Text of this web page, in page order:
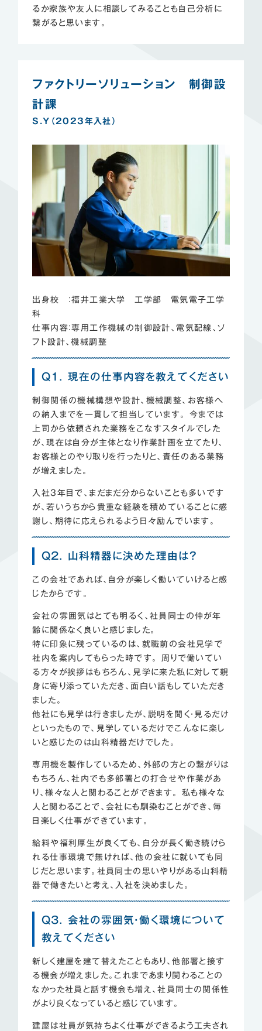
るか家族や友人に相談してみることも自己分析に
繋がると思います。
ファクトリーソリューション 制御設
計課
S.Y（2023年入社）
出身校 ：福井工業大学 工学部 電気電子工学
科
仕事内容：専用工作機械の制御設計、電気配線、ソ
フト設計、機械調整
Q1. 現在の仕事内容を教えてください
制御関係の機械構想や設計、機械調整、お客様へ
の納入までを一貫して担当しています。 今までは
上司から依頼された業務をこなすスタイルでした
が、現在は自分が主体となり作業計画を立てたり、
お客様とのやり取りを行ったりと、責任のある業務
が増えました。
入社3年目で、まだまだ分からないことも多いです
が、若いうちから貴重な経験を積めていることに感
謝し、期待に応えられるよう日々励んでいます。
Q2. 山科精器に決めた理由は？
この会社であれば、自分が楽しく働いていけると感
じたからです。
会社の雰囲気はとても明るく、社員同士の仲が年
齢に関係なく良いと感じました。
特に印象に残っているのは、就職前の会社見学で
社内を案内してもらった時です。 周りで働いてい
る方々が挨拶はもちろん、見学に来た私に対して親
身に寄り添っていただき、面白い話もしていただき
ました。
他社にも見学は行きましたが、説明を聞く・見るだけ
といったもので、見学しているだけでこんなに楽し
いと感じたのは山科精器だけでした。
専用機を製作しているため、外部の方との繋がりは
もちろん、社内でも多部署との打合せや作業があ
り、様々な人と関わることができます。 私も様々な
人と関わることで、会社にも馴染むことができ、毎
日楽しく仕事ができています。
給料や福利厚生が良くても、自分が長く働き続けら
れる仕事環境で無ければ、他の会社に就いても同
じだと思います。社員同士の思いやりがある山科精
器で働きたいと考え、入社を決めました。
Q3. 会社の雰囲気・働く環境について
教えてください
新しく建屋を建て替えたこともあり、他部署と接す
る機会が増えました。これまであまり関わることの
なかった社員と話す機会も増え、社員同士の関係性
がより良くなっていると感じています。
建屋は社員が気持ちよく仕事ができるよう工夫され